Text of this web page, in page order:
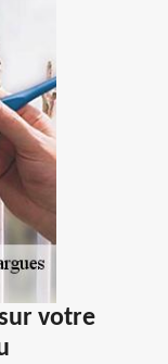
votre